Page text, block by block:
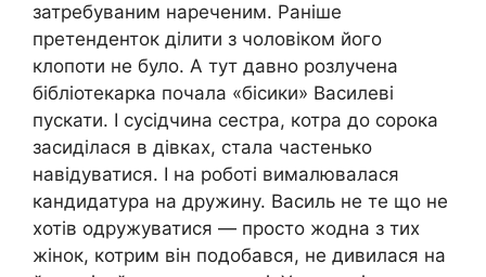
затребуваним нареченим. Раніше
претенденток ділити з чоловіком його
клопоти не було. А тут давно розлучена
бібліотекарка почала «бісики» Василеві
пускати. І сусідчина сестра, котра до сорока
засиділася в дівках, стала частенько
навідуватися. І на роботі вималювалася
кандидатура на дружину. Василь не те що не
хотів одружуватися — просто жодна з тих
жінок, котрим він подобався, не дивилася на